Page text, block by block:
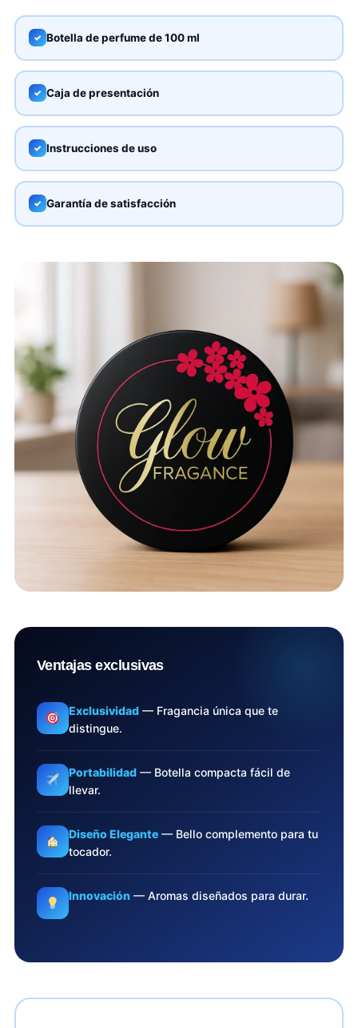
✓ Botella de perfume de 100 ml
✓ Caja de presentación
✓ Instrucciones de uso
✓ Garantía de satisfacción
Ventajas exclusivas
Exclusividad — Fragancia única que te
distingue.
Portabilidad — Botella compacta fácil de
llevar.
Diseño Elegante — Bello complemento para tu
tocador.
Innovación — Aromas diseñados para durar.